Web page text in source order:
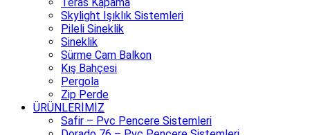
Skylight Işıklık Sistemleri
Pileli Sineklik
Sineklik
Sürme Cam Balkon
Kış Bahçesi
Pergola
Zip Perde
ÜRÜNLERİMİZ
Safir – Pvc Pencere Sistemleri